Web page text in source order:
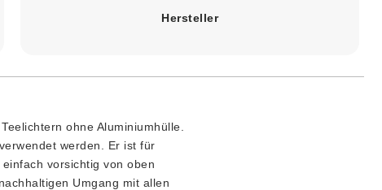
Hersteller
ohne Aluminiumhülle.
werden. Er ist für
vorsichtig von oben
Umgang mit allen